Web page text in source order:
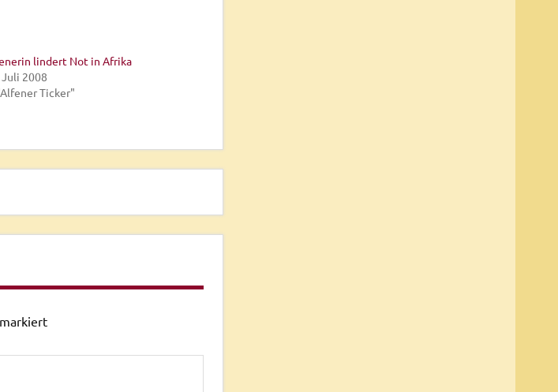
lindert Not in Afrika
Juli 2008
Ticker"
markiert